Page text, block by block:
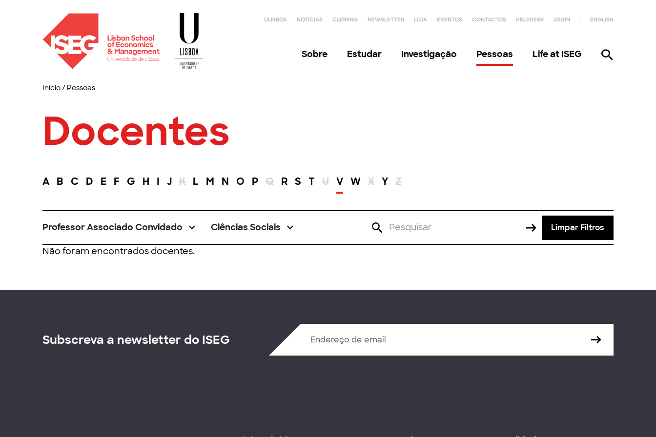
ULISBOA NOTÍCIAS CLIPPING NEWSLETTER LOJA EVENTOS CONTACTOS HELPDESK LOGIN ENGLISH
Sobre Estudar Investigação Pessoas Life at ISEG
Início/ Pessoas
Docentes
A B C D E F G H I J K L M N O P Q R S T U V W X Y Z
Professor Associado Convidado Ciências Sociais Limpar Filtros
Não foram encontrados docentes.
Subscreva a newsletter do ISEG